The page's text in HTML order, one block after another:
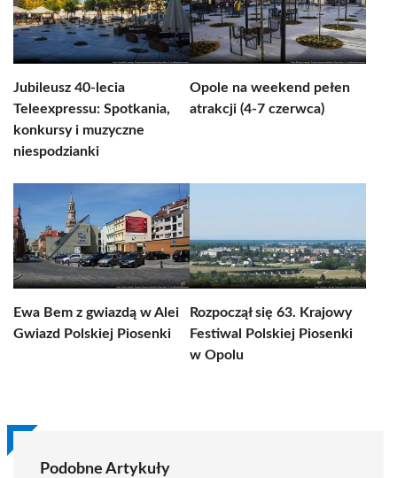
Jubileusz 40-lecia
Teleexpressu: Spotkania,
konkursy i muzyczne
niespodzianki
Opole na weekend pełen
atrakcji (4-7 czerwca)
Ewa Bem z gwiazdą w Alei
Gwiazd Polskiej Piosenki
Rozpoczął się 63. Krajowy
Festiwal Polskiej Piosenki
w Opolu
Podobne Artykuły